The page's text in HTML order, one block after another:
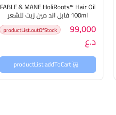
FABLE & MANE HoliRoots™ Hair Oil
100ml فابل اند مين زيت للشعر
99,000
د.ع
productList.outOfStock
productList.addToCart